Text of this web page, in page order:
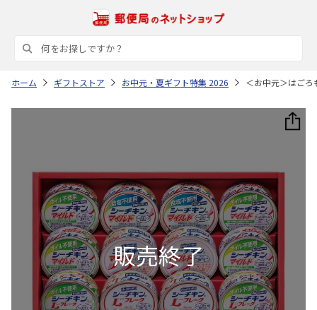
ホーム ギフトストア お中元・夏ギフト特集 2026 ＜お中元＞はご